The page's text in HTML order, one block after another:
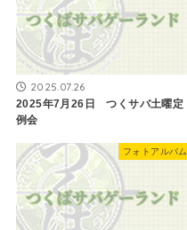
2025.07.26
2025年7月26日 つくサバ土曜定
例会
フォトアルバム